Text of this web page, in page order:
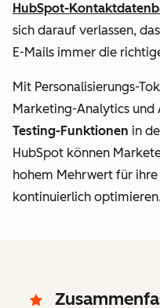
HubSpot-
sich darauf verlassen,
E-Mails immer die
Mit Personalisierungs-
Marketing-Analytics
Testing-Funktionen in
HubSpot können
hohem Mehrwert für
kontinuierlich